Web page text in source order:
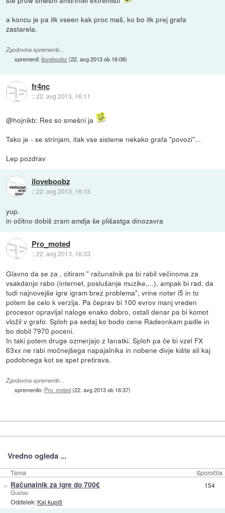
a koncu je pa itk vseen kak proc maš, ko bo itk prej grafa
zastarela.
Zgodovina sprememb…
spremenil:iloveboobz (22. avg 2013 ob 16:08)
fr4nc
::22. avg 2013, 16:11
@hojnikb: Res so smešni ja
Tako je - se strinjam, itak vse sisteme nekako grafa "povozi"...
Lep pozdrav
iloveboobz
::22. avg 2013, 16:13
yup.
in očitno dobiš zram amdja še plišastga dinozavra
Pro_moted
::22. avg 2013, 16:33
Glavno da se za , citiram " računalnik pa bi rabil večinoma za
vsakdanjo rabo (internet, poslušanje muzike,...), ampak bi rad, da
tudi najnovejše igre igram brez problema", vrine noter i5 in to
potem še celo k verzija. Pa čeprav bi 100 evrov manj vreden
procesor opravljal naloge enako dobro, ostali denar pa bi komot
vložil v grafo. Sploh pa sedaj ko bodo cene Radeonkam padle in
bo dobil 7970 poceni.
In taki potem druge ozmerjajo z fanatki. Sploh pa če bi vzel FX
63xx ne rabi močnejšega napajalnika in nobene divje kište ali kaj
podobnega kot se spet pretirava.
Zgodovina sprememb…
spremenilo: Pro_moted(22. avg 2013 ob 16:37)
Vredno ogleda ...
Tema Sporočila
» Računalnik za igre do 700€
Gustav
Oddelek: Kaj kupiti
154